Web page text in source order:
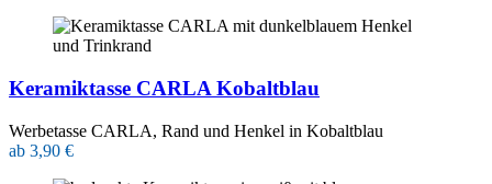
Keramiktasse CARLA Kobaltblau
Werbetasse CARLA, Rand und Henkel in Kobaltblau
ab 3,90 €